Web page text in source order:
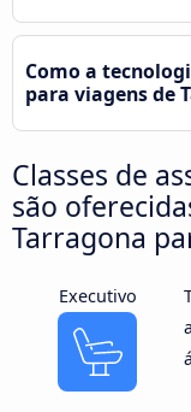
Como a
para viagens de
Classes de
são
Tarragona
Executivo